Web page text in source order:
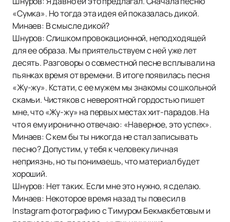
«Сумка». Но тогда эта идея ей показалась дикой.
Минаев: В смысле дикой?
Шнуров: Слишком провокационной, неподходящей
для ее образа. Мы приятельствуем с ней уже лет
десять. Разговоры о совместной песне всплывали на
пьянках время от времени. В итоге появилась песня
«Жу-жу». Кстати, с ее мужем мы знакомы со школьной
скамьи. Чистяков с невероятной гордостью пишет
мне, что «Жу-жу» на первых местах хит-парадов. На
что я ему иронично отвечаю: «Наверное, это успех».
Минаев: С кем бы ты никогда не стал записывать
песню? Допустим, у тебя к человеку личная
неприязнь, но ты понимаешь, что материал будет
хороший.
Шнуров: Нет таких. Если мне это нужно, я сделаю.
Минаев: Некоторое время назад ты повесил в
Instagram фотографию с Тимуром Бекмакбетовым и